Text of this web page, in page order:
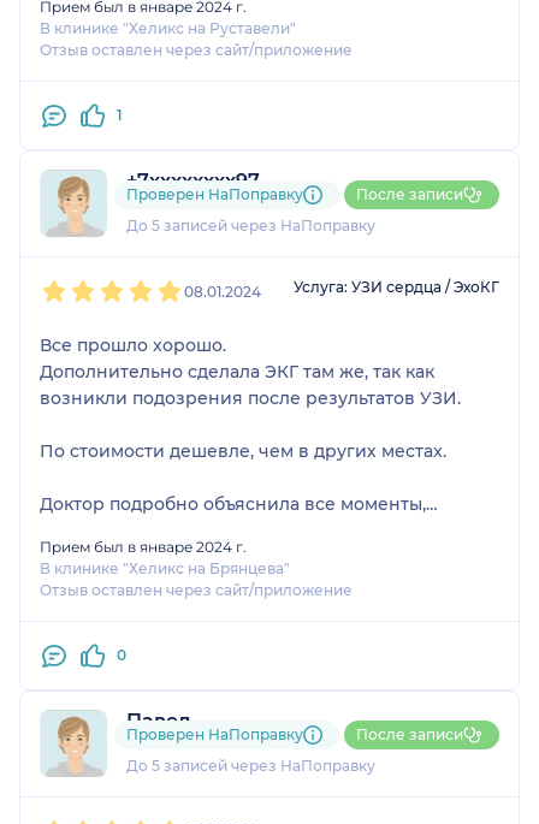
Прием был в январе 2024 г.
В клинике "Хеликс на Руставели"
Отзыв оставлен через сайт/приложение
1
+7xxxxxxxx97
1 отзыв
До 5 записей через НаПоправку
Проверен НаПоправку После записи
08.01.2024 Услуга: УЗИ сердца / ЭхоКГ
Все прошло хорошо.
Дополнительно сделала ЭКГ там же, так как
возникли подозрения после результатов УЗИ.
По стоимости дешевле, чем в других местах.
Доктор подробно объяснила все моменты,
При необходимости обращусь вновь.
Прием был в январе 2024 г.
В клинике "Хеликс на Брянцева"
Отзыв оставлен через сайт/приложение
0
Павел
1 отзыв
До 5 записей через НаПоправку
Проверен НаПоправку После записи